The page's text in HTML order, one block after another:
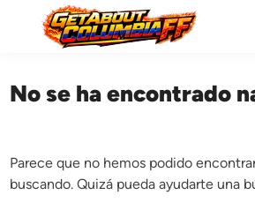
contenido
No se ha encontrado
Parece que no hemos podido
buscando. Quizá pueda ayudarte una